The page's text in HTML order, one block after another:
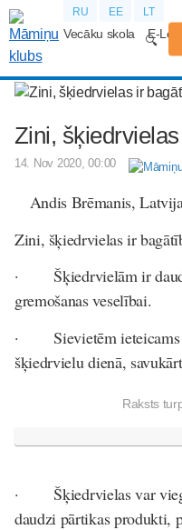
RU EE LT
Vecāku skola E-
Zini,
14. Nov 2020, 00:00
Andis Brēmanis,
Zini, šķiedrvielas ir
· Šķiedrvielām ir
gremošanas veselībai.
· Sievietēm ieteicams
šķiedrvielu dienā,
Raksts
· Šķiedrvielas var
daudzi pārtikas produkti,